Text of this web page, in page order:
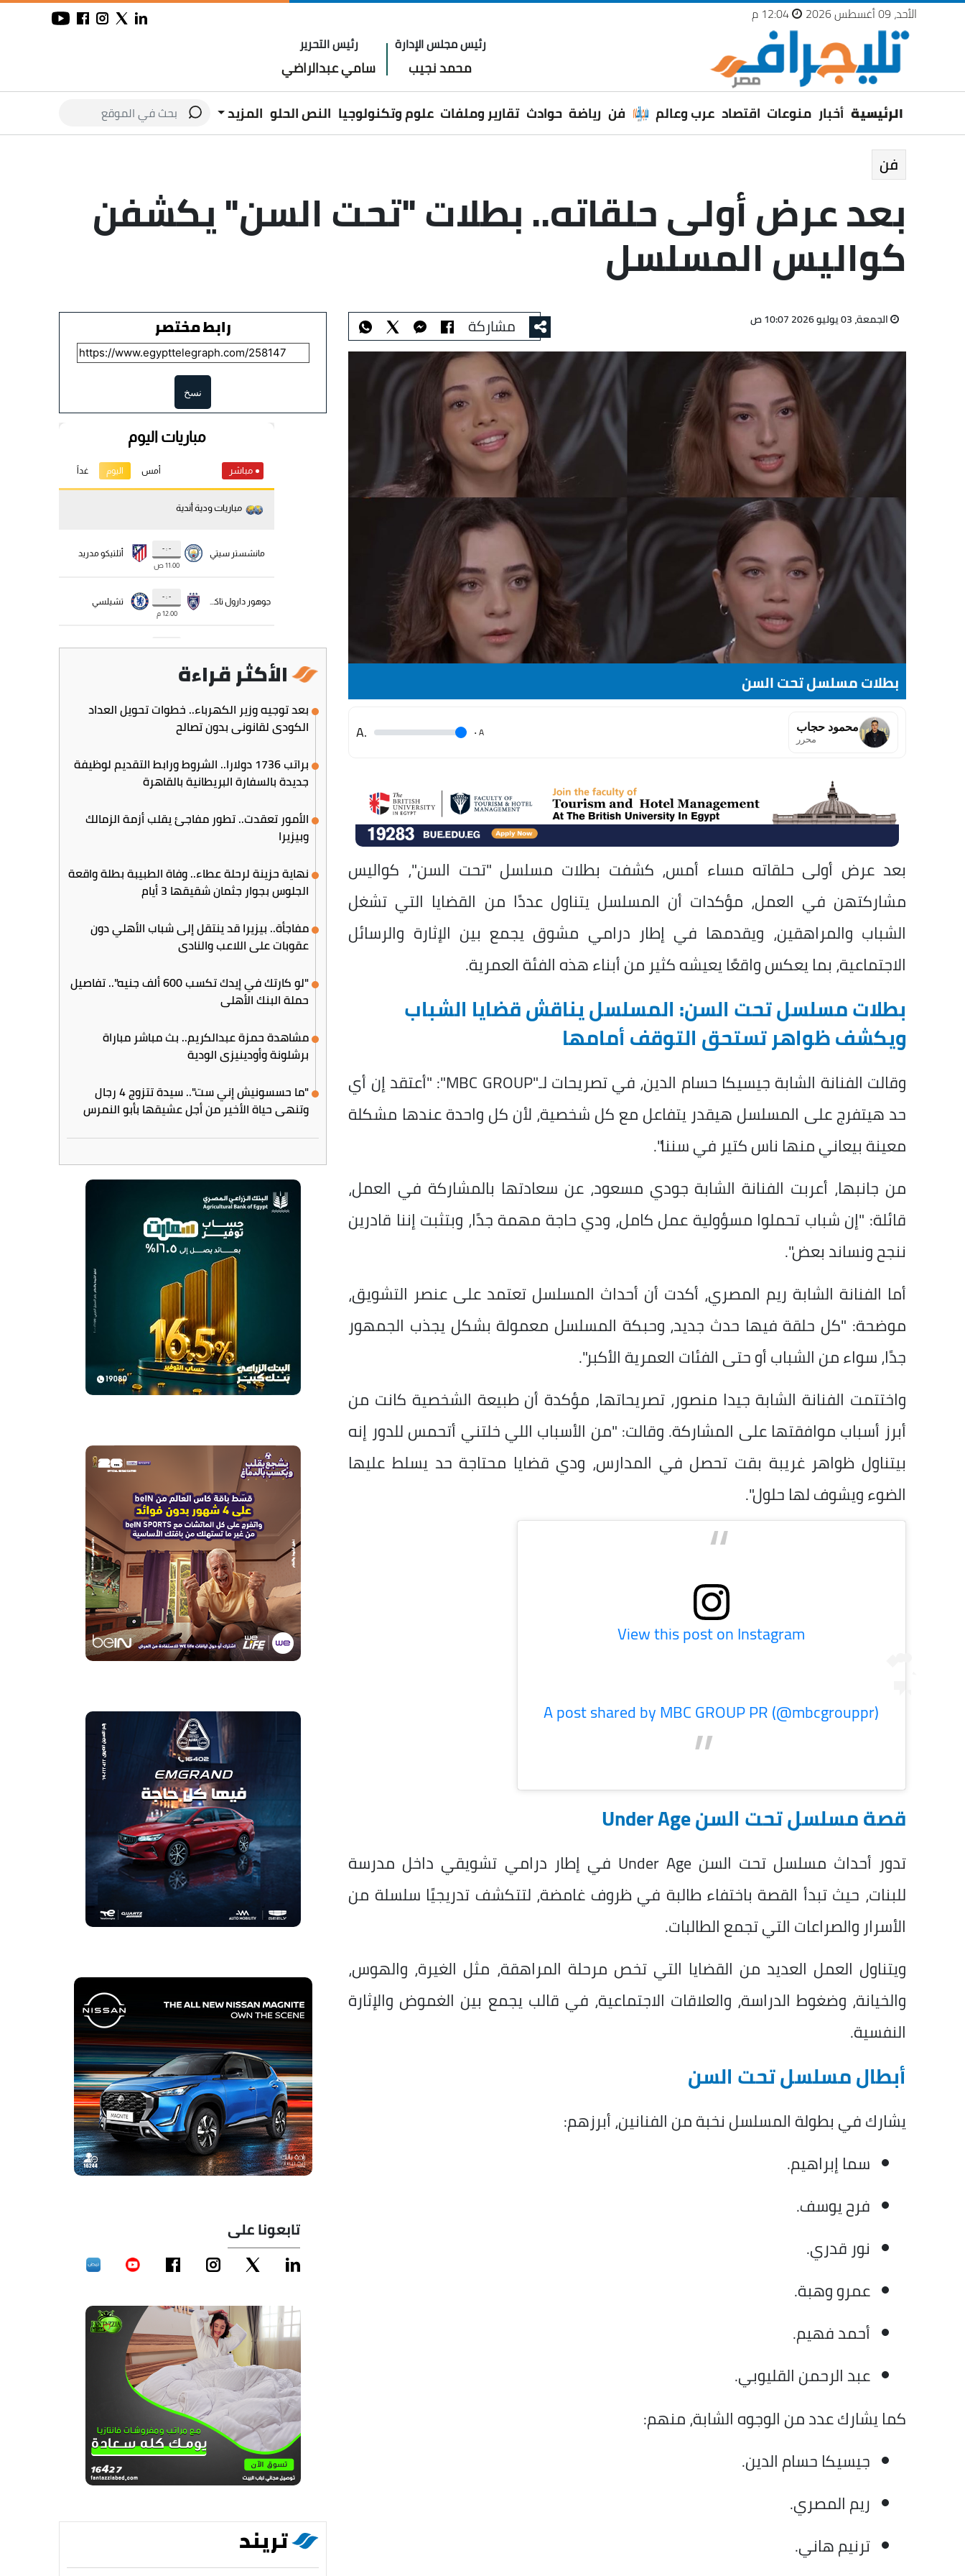
الأحد، 09 أغسطس 2026
12:04 م
رئيس مجلس الإدارة
محمد نجيب
رئيس التحرير
سامي عبدالراضي
الرئيسية أخبار منوعات اقتصاد عرب وعالم فن رياضة حوادث تقارير وملفات علوم وتكنولوجيا النص الحلو المزيد
فن
بعد عرض أولى حلقاته.. بطلات "تحت السن" يكشفن
كواليس المسلسل
الجمعة، 03 يوليو 2026 10:07 ص مشاركة
بطلات مسلسل تحت السن
محمود حجاب
محرر A
.
.A
بعد عرض أولى حلقاته مساء أمس، كشفت بطلات مسلسل "تحت السن"، كواليس
مشاركتهن في العمل، مؤكدات أن المسلسل يتناول عددًا من القضايا التي تشغل
الشباب والمراهقين، ويقدمها في إطار درامي مشوق يجمع بين الإثارة والرسائل
الاجتماعية، بما يعكس واقعًا يعيشه كثير من أبناء هذه الفئة العمرية.
بطلات مسلسل تحت السن: المسلسل يناقش قضايا الشباب
ويكشف ظواهر تستحق التوقف أمامها
وقالت الفنانة الشابة جيسيكا حسام الدين، في تصريحات لـ"MBC GROUP": "أعتقد إن أي
حد هيتفرج على المسلسل هيقدر يتفاعل مع كل شخصية، لأن كل واحدة عندها مشكلة
معينة بيعاني منها ناس كتير في سننا".
من جانبها، أعربت الفنانة الشابة جودي مسعود، عن سعادتها بالمشاركة في العمل،
قائلة: "إن شباب تحملوا مسؤولية عمل كامل، ودي حاجة مهمة جدًا، وبتثبت إننا قادرين
ننجح ونساند بعض".
أما الفنانة الشابة ريم المصري، أكدت أن أحداث المسلسل تعتمد على عنصر التشويق،
موضحة: "كل حلقة فيها حدث جديد، وحبكة المسلسل معمولة بشكل يجذب الجمهور
جدًا، سواء من الشباب أو حتى الفئات العمرية الأكبر".
واختتمت الفنانة الشابة جيدا منصور، تصريحاتها، مؤكدة أن طبيعة الشخصية كانت من
أبرز أسباب موافقتها على المشاركة. وقالت: "من الأسباب اللي خلتني أتحمس للدور إنه
بيتناول ظواهر غريبة بقت تحصل في المدارس، ودي قضايا محتاجة حد يسلط عليها
الضوء ويشوف لها حلول".
View this post on Instagram
A post shared by MBC GROUP PR (@mbcgrouppr)
قصة مسلسل تحت السن Under Age
تدور أحداث مسلسل تحت السن Under Age في إطار درامي تشويقي داخل مدرسة
للبنات، حيث تبدأ القصة باختفاء طالبة في ظروف غامضة، لتتكشف تدريجيًا سلسلة من
الأسرار والصراعات التي تجمع الطالبات.
ويتناول العمل العديد من القضايا التي تخص مرحلة المراهقة، مثل الغيرة، والهوس،
والخيانة، وضغوط الدراسة، والعلاقات الاجتماعية، في قالب يجمع بين الغموض والإثارة
النفسية.
أبطال مسلسل تحت السن
يشارك في بطولة المسلسل نخبة من الفنانين، أبرزهم:
سما إبراهيم.
فرح يوسف.
نور قدري.
عمرو وهبة.
أحمد فهيم.
عبد الرحمن القليوبي.
كما يشارك عدد من الوجوه الشابة، منهم:
جيسيكا حسام الدين.
ريم المصري.
ترنيم هاني.
رابط مختصر
نسخ
الأكثر قراءة
بعد توجيه وزير الكهرباء.. خطوات تحويل العداد
الكودي لقانوني بدون تصالح
براتب 1736 دولارا.. الشروط ورابط التقديم لوظيفة
جديدة بالسفارة البريطانية بالقاهرة
الأمور تعقدت.. تطور مفاجئ يقلب أزمة الزمالك
وبيزيرا
نهاية حزينة لرحلة عطاء.. وفاة الطبيبة بطلة واقعة
الجلوس بجوار جثمان شقيقها 3 أيام
مفاجأة.. بيزيرا قد ينتقل إلى شباب الأهلي دون
عقوبات على اللاعب والنادي
"لو كارتك في إيدك تكسب 600 ألف جنيه".. تفاصيل
حملة البنك الأهلي
مشاهدة حمزة عبدالكريم.. بث مباشر مباراة
برشلونة وأودينيزي الودية
"ما حسسونيش إني ست".. سيدة تتزوج 4 رجال
وتنهي حياة الأخير من أجل عشيقها بأبو النمرس
تابعونا على
تريند